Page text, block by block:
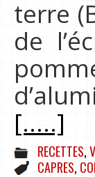
terre
de
[.....]
RECETTES,
CAPRES,